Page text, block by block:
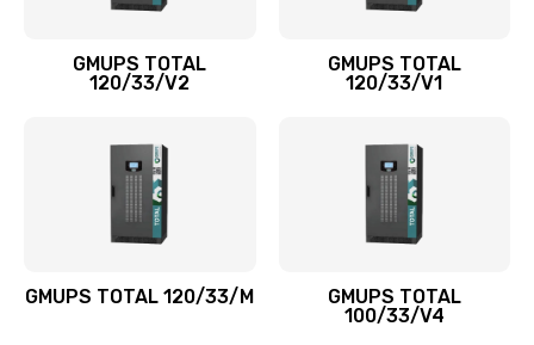
GMUPS TOTAL
120/33/V2
GMUPS TOTAL
120/33/V1
GMUPS TOTAL 120/33/M
GMUPS TOTAL
100/33/V4